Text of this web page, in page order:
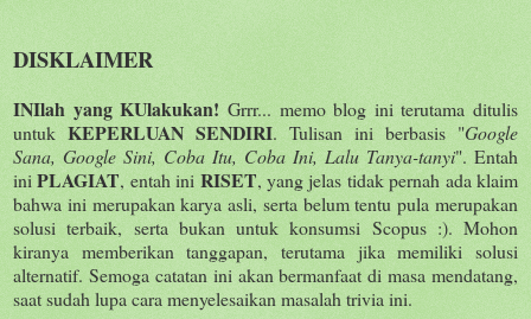
DISKLAIMER
INIlah yang KUlakukan! Grrr... memo blog ini terutama ditulis
untuk KEPERLUAN SENDIRI. Tulisan ini berbasis "Google
Sana, Google Sini, Coba Itu, Coba Ini, Lalu Tanya-tanyi". Entah
iniPLAGIAT, entah ini RISET, yang jelas tidak pernah ada klaim
bahwa ini merupakan karya asli, serta belum tentu pula merupakan
solusi terbaik, serta bukan untuk konsumsi Scopus :). Mohon
kiranya memberikan tanggapan, terutama jika memiliki solusi
alternatif. Semoga catatan ini akan bermanfaat di masa mendatang,
saat sudah lupa cara menyelesaikan masalah trivia ini.